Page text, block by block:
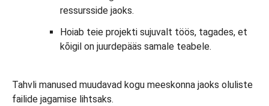
ressursside jaoks.
Hoiab teie projekti sujuvalt töös, tagades, et
kõigil on juurdepääs samale teabele.
Tahvli manused muudavad kogu meeskonna jaoks oluliste
failide jagamise lihtsaks.